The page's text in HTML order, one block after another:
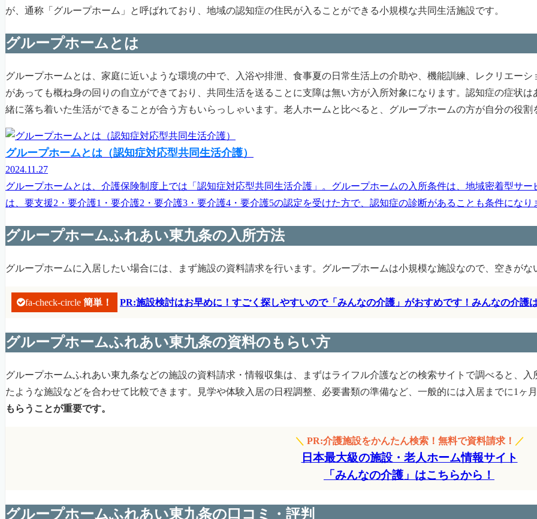
が、通称「グループホーム」と呼ばれており、地域の認知症の住民が入ることができる小規模な共同生活施設です。
グループホームとは
グループホームとは、家庭に近いような環境の中で、入浴や排泄、食事夏の日常生活上の介助や、機能訓練、レクリエー
があっても概ね身の回りの自立ができており、共同生活を送ることに支障は無い方が入所対象になります。認知症の症状
緒に落ち着いた生活ができることが合う方もいらっしゃいます。老人ホームと比べると、グループホームの方が自分の役
グループホームとは（認知症対応型共同生活介護）
2024.11.27
グループホームとは、介護保険制度上では「認知症対応型共同生活介護」。グループホームの入所条件は、地域密着型サ
は、要支援2・要介護1・要介護2・要介護3・要介護4・要介護5の認定を受けた方で、認知症の診断があることも条件になり
グループホームふれあい東九条の入所方法
グループホームに入居したい場合には、まず施設の資料請求を行います。グループホームは小規模な施設なので、空きがな
fa-check-circle 簡単！ PR:施設検討はお早めに！すごく探しやすいので「みんなの介護」がおすめです！みんなの介護
グループホームふれあい東九条の資料のもらい方
グループホームふれあい東九条などの施設の資料請求・情報収集は、まずはライフル介護などの検索サイトで調べると、
たような施設などを合わせて比較できます。見学や体験入居の日程調整、必要書類の準備など、一般的には入居までに1ヶ
もらうことが重要です。
＼ PR:介護施設をかんたん検索！無料で資料請求！ ／
日本最大級の施設・老人ホーム情報サイト
「みんなの介護」はこちらから！
グループホームふれあい東九条の口コミ・評判